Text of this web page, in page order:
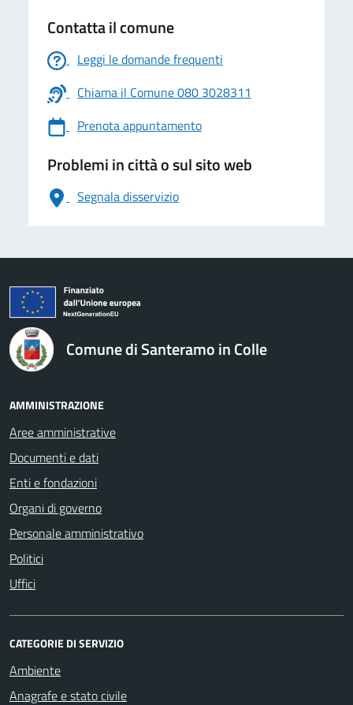
Contatta il comune
Leggi le domande frequenti
Chiama il Comune 080 3028311
Prenota appuntamento
Problemi in città o sul sito web
Segnala disservizio
logo Unione Europea
Comune di Santeramo in Colle
AMMINISTRAZIONE
Aree amministrative
Documenti e dati
Enti e fondazioni
Organi di governo
Personale amministrativo
Politici
Uffici
CATEGORIE DI SERVIZIO
Ambiente
Anagrafe e stato civile